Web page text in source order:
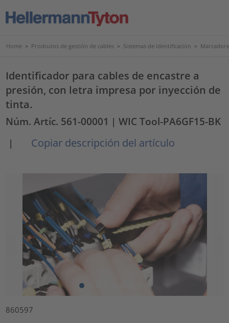
Home > Prodcutos de gestión de cables > Sistemas de identificación >
Identificador para cables de encastre a
presión, con letra impresa por inyección de
tinta.
Núm. Artíc. 561-00001 | WIC Tool-PA6GF15-BK
|
Copiar descripción del artículo
860597